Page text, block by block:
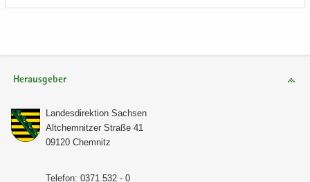
Herausgeber
Lan­des­di­rek­ti­on Sach­sen
Alt­chem­nit­zer Stra­ße 41
09120 Chem­nitz
Te­le­fon: 0371 532 - 0